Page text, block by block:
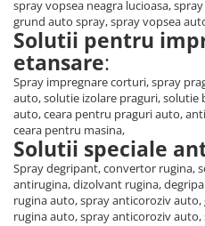
spray vopsea neagra lucioasa,
grund auto spray, spray vopsea
Solutii pentru
etansare:
Spray impregnare corturi, spray
auto, solutie izolare praguri,
auto, ceara pentru praguri auto,
ceara pentru masina,
Solutii speciale
Spray degripant, convertor rugina,
antirugina, dizolvant rugina,
rugina auto, spray anticoroziv
rugina auto, spray anticoroziv